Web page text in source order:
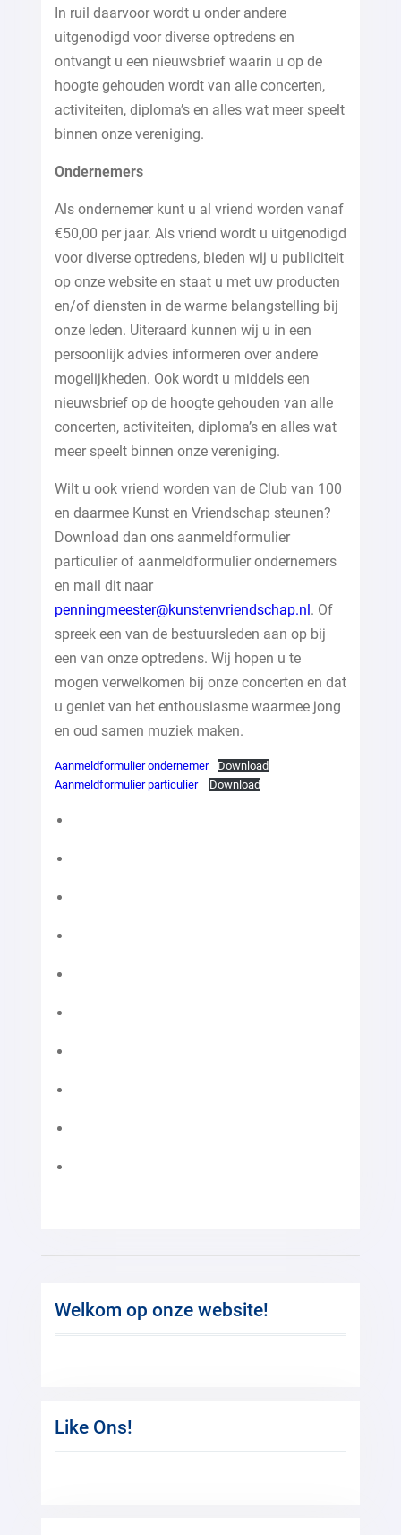
In ruil daarvoor wordt u onder andere
uitgenodigd voor diverse optredens en
ontvangt u een nieuwsbrief waarin u op de
hoogte gehouden wordt van alle concerten,
activiteiten, diploma’s en alles wat meer speelt
binnen onze vereniging.
Ondernemers
Als ondernemer kunt u al vriend worden vanaf
€50,00 per jaar. Als vriend wordt u uitgenodigd
voor diverse optredens, bieden wij u publiciteit
op onze website en staat u met uw producten
en/of diensten in de warme belangstelling bij
onze leden. Uiteraard kunnen wij u in een
persoonlijk advies informeren over andere
mogelijkheden. Ook wordt u middels een
nieuwsbrief op de hoogte gehouden van alle
concerten, activiteiten, diploma’s en alles wat
meer speelt binnen onze vereniging.
Wilt u ook vriend worden van de Club van 100
en daarmee Kunst en Vriendschap steunen?
Download dan ons aanmeldformulier
particulier of aanmeldformulier ondernemers
en mail dit naar
penningmeester@kunstenvriendschap.nl. Of
spreek een van de bestuursleden aan op bij
een van onze optredens. Wij hopen u te
mogen verwelkomen bij onze concerten en dat
u geniet van het enthousiasme waarmee jong
en oud samen muziek maken.
Aanmeldformulier ondernemer
Download
Aanmeldformulier particulier
Download
Welkom op onze website!
Like Ons!